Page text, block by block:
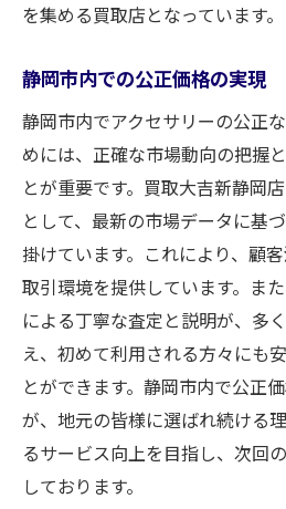
を集める買取店となっています。
静岡市内での公正価格の実現
静岡市内でアクセサリーの公正
めには、正確な市場動向の把握
とが重要です。買取大吉新静岡
として、最新の市場データに基
掛けています。これにより、顧
取引環境を提供しています。ま
による丁寧な査定と説明が、多
え、初めて利用される方々にも
とができます。静岡市内で公正
が、地元の皆様に選ばれ続ける
るサービス向上を目指し、次回
しております。